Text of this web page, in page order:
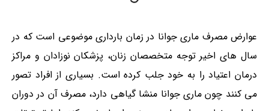
عوارض مصرف ماری جوانا در زمان بارداری موضوعی است که در
سال های اخیر توجه متخصصان زنان، پزشکان نوزادان و مراکز
درمان اعتیاد را به خود جلب کرده است. بسیاری از افراد تصور
می کنند چون ماری‌ جوانا منشا گیاهی دارد، مصرف آن در دوران